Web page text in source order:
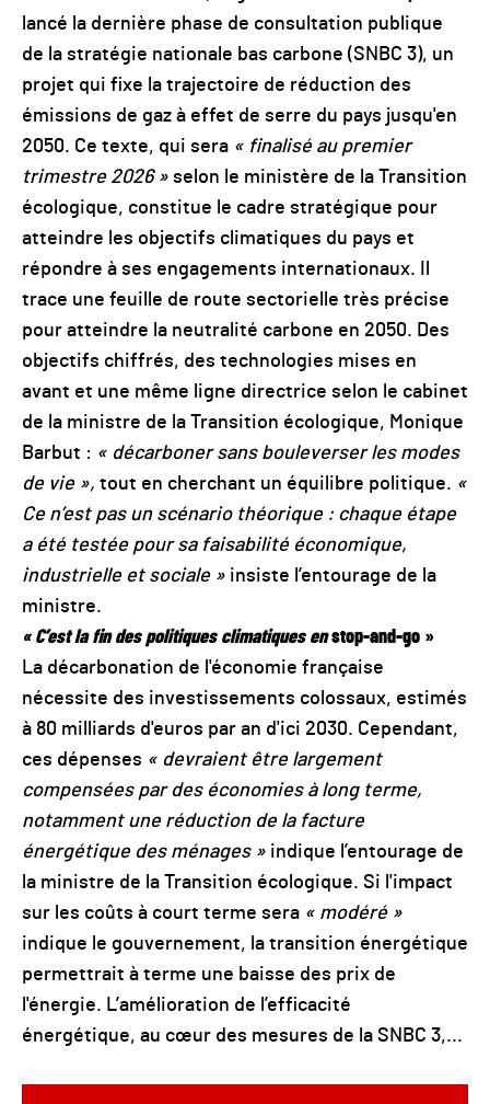
lancé la dernière phase de consultation publique
de la stratégie nationale bas carbone (SNBC 3), un
projet qui fixe la trajectoire de réduction des
émissions de gaz à effet de serre du pays jusqu'en
2050. Ce texte, qui sera « finalisé au premier
trimestre 2026 » selon le ministère de la Transition
écologique, constitue le cadre stratégique pour
atteindre les objectifs climatiques du pays et
répondre à ses engagements internationaux.
trace une feuille de route sectorielle très précise
pour atteindre la neutralité carbone en 2050. Des
objectifs chiffrés, des technologies mises en
avant et une même ligne directrice selon le cabinet
de la ministre de la Transition écologique, Monique
Barbut : « décarboner sans bouleverser les modes
de vie », tout en cherchant un équilibre politique. «
Ce n’est pas un scénario théorique : chaque étape
a été testée pour sa faisabilité économique,
industrielle et sociale » insiste l’entourage de la
ministre.
«C’est la fin des politiques climatiques enstop-and-go »
La décarbonation de l'économie française
nécessite des investissements colossaux, estimés
à 80 milliards d'euros par an d'ici 2030. Cependant,
ces dépenses « devraient être largement
compensées par des économies à long terme,
notamment une réduction de la facture
énergétique des ménages » indique l’entourage de
la ministre de la Transition écologique. Si l'impact
sur les coûts à court terme sera « modéré »
indique le gouvernement, la transition énergétique
permettrait à terme une baisse des prix de
l'énergie. L’amélioration de l’efficacité
énergétique, au cœur des mesures de la SNBC 3,...